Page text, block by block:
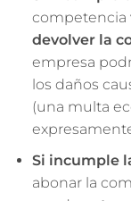
competencia
devolver la
empresa
los daños
(una multa
Si incumple
abonar la